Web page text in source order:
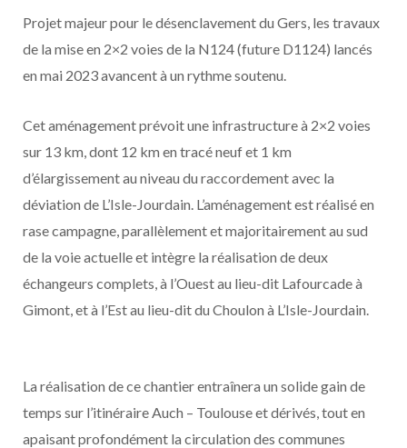
o r
Projet majeur pour le désenclavement du Gers, les travaux
de la mise en 2×2 voies de la N124 (future D1124) lancés
en mai 2023 avancent à un rythme soutenu.
Cet aménagement prévoit une infrastructure à 2×2 voies
sur 13 km, dont 12 km en tracé neuf et 1 km
d’élargissement au niveau du raccordement avec la
déviation de L’Isle-Jourdain. L’aménagement est réalisé en
rase campagne, parallèlement et majoritairement au sud
de la voie actuelle et intègre la réalisation de deux
échangeurs complets, à l’Ouest au lieu-dit Lafourcade à
Gimont, et à l’Est au lieu-dit du Choulon à L’Isle-Jourdain.
La réalisation de ce chantier entraînera un solide gain de
temps sur l’itinéraire Auch – Toulouse et dérivés, tout en
apaisant profondément la circulation des communes